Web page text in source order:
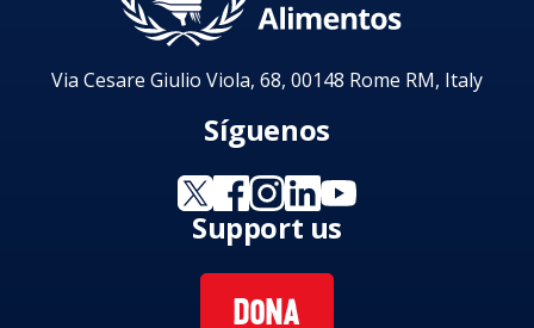
Via Cesare Giulio Viola, 68, 00148 Rome RM, Italy
Síguenos
Support us
DONA